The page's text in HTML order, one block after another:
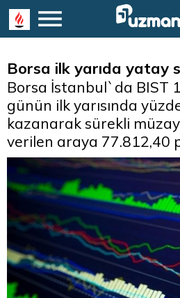
Borsa ilk yarıda yatay
Borsa İstanbul`da BIST
günün ilk yarısında
kazanarak sürekli
verilen araya 77.812,40